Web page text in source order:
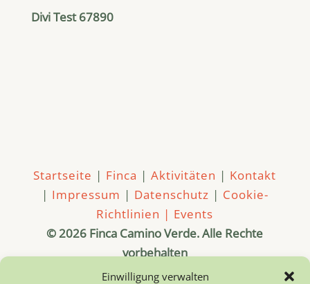
Einwilligung verwalten
Divi Test 67890
Startseite | Finca |Aktivitäten | Kontakt
| Impressum | Datenschutz | Cookie-
Richtlinien | Events
© 2026 Finca Camino Verde. Alle Rechte
vorbehalten
Diese Seite wird gestaltet und gepflegt von